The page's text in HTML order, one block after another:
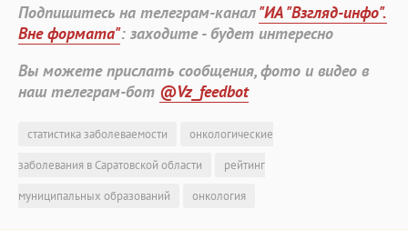
Подпишитесь на телеграм-канал"ИА "Взгляд-инфо".
Вне формата": заходите - будет интересно
Вы можете прислать сообщения, фото и видео в
наш телеграм-бот @Vz_feedbot
статистика заболеваемости
онкологические
заболевания в Саратовской области
рейтинг
муниципальных образований
онкология